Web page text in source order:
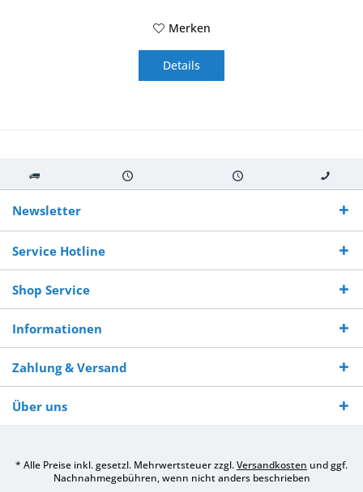
Merken
Details
Kostenloser
Versand ab €
250,-
Versand innerhalb von Versand von So erreichen
Sie uns 0160
970 511 90
Newsletter
Service Hotline
Shop Service
Informationen
Zahlung & Versand
Über uns
* Alle Preise inkl. gesetzl. Mehrwertsteuer zzgl.Versandkosten und ggf.
Nachnahmegebühren, wenn nicht anders beschrieben